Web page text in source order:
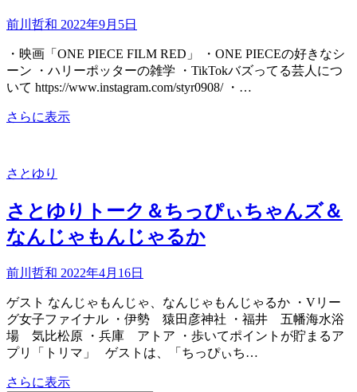
前川哲和 2022年9月5日
・映画「ONE PIECE FILM RED」 ・ONE PIECEの好きなシ
ーン ・ハリーポッターの雑学 ・TikTokバズってる芸人につ
いて https://www.instagram.com/styr0908/ ・…
さらに表示さ
ー
ク
さとゆり
さとゆりトーク＆ちっぴぃちゃんズ＆
なんじゃもんじゃるか
前川哲和 2022年4月16日
ゲスト なんじゃもんじゃ、なんじゃもんじゃるか ・Vリー
グ女子ファイナル ・伊勢 猿田彦神社 ・福井 五幡海水浴
場 気比松原 ・兵庫 アトア ・歩いてポイントが貯まるア
プリ「トリマ」 ゲストは、「ちっぴぃち…
さらに表示さ